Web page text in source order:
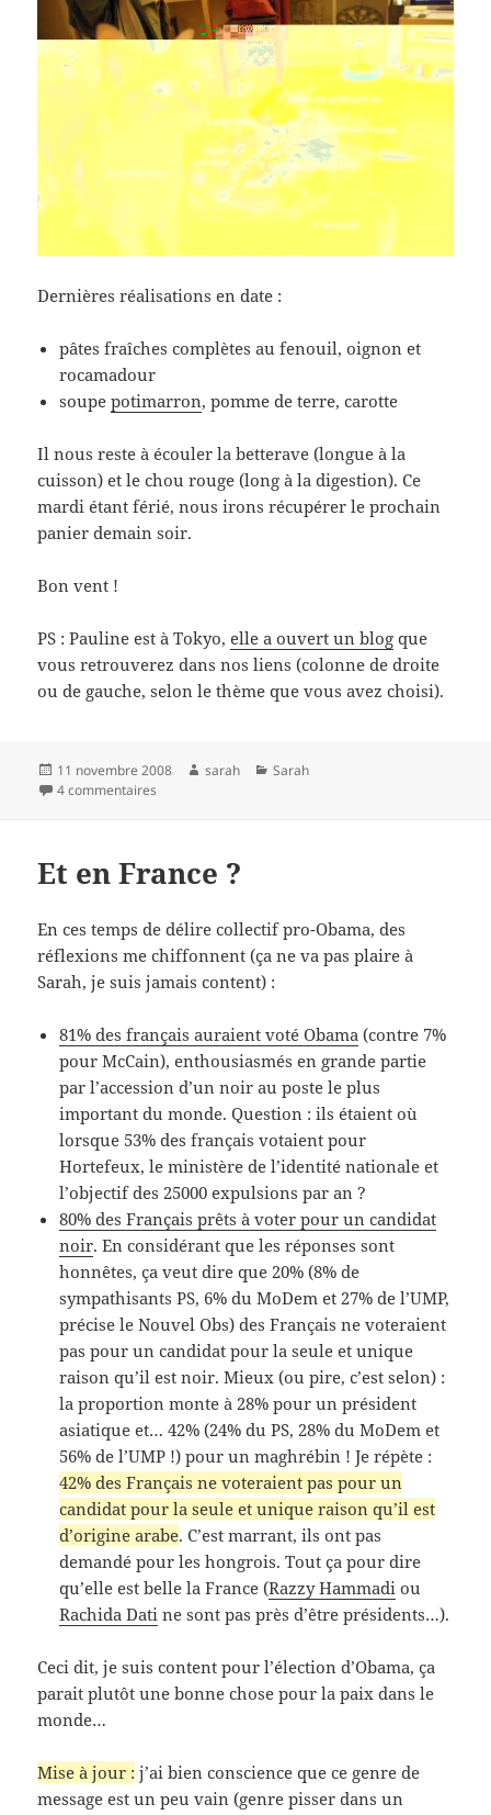
Dernières réalisations en date :
pâtes fraîches complètes au fenouil, oignon et
rocamadour
soupepotimarron, pomme de terre, carotte
Il nous reste à écouler la betterave (longue à la
cuisson) et le chou rouge (long à la digestion). Ce
mardi étant férié, nous irons récupérer le prochain
panier demain soir.
Bon vent !
PS : Pauline est à Tokyo,elle a ouvert un blog que
vous retrouverez dans nos liens (colonne de droite
ou de gauche, selon le thème que vous avez choisi).
Publié
le
11 novembre 2008 Auteur
sarah Catégories
Sarah
4 commentaires
Et en France ?
En ces temps de délire collectif pro-Obama, des
réflexions me chiffonnent (ça ne va pas plaire à
Sarah, je suisjamais content) :
81% des français auraient voté Obama (contre 7%
pour McCain), enthousiasmés en grande partie
par l’accession d’un noir au poste le plus
important du monde. Question : ils étaient où
lorsque 53% des français votaient pour
Hortefeux, le ministère de l’identité nationale et
l’objectif des 25000 expulsions par an ?
80% des Français prêts à voter pour un candidat
noir. En considérant que les réponses sont
honnêtes, ça veut dire que 20% (8% de
sympathisants PS, 6% du MoDem et 27% de l’UMP,
précise le Nouvel Obs) des Français ne voteraient
pas pour un candidat pour la seule et unique
raison qu’il est noir. Mieux (ou pire, c’est selon) :
la proportion monte à 28% pour un président
asiatique et… 42% (24% du PS, 28% du MoDem et
56% de l’UMP !) pour un maghrébin ! Je répète :
42% des Français ne voteraient pas pour un
candidat pour la seule et unique raison qu’il est
d’origine arabe. C’est marrant, ils ont pas
demandé pour les hongrois. Tout ça pour dire
qu’elle est belle la France (Razzy Hammadi ou
Rachida Dati ne sont pas près d’être présidents…).
Ceci dit, je suis content pour l’élection d’Obama, ça
parait plutôt une bonne chose pour la paix dans le
monde…
Mise à jour : j’ai bien conscience que ce genre de
message est un peu vain (genrepisser dans un